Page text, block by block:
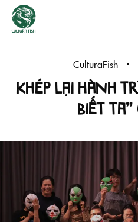
content
CulturaFish
Khép lại hành
biết ta”